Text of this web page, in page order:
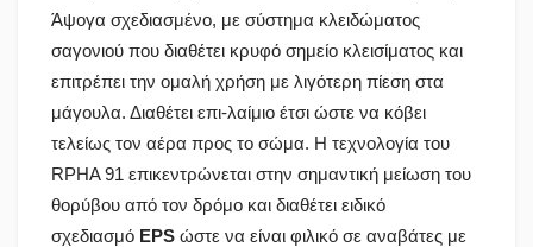
Άψογα σχεδιασμένο, με σύστημα κλειδώματος
σαγονιού που διαθέτει κρυφό σημείο κλεισίματος και
επιτρέπει την ομαλή χρήση με λιγότερη πίεση στα
μάγουλα. Διαθέτει επι-λαίμιο έτσι ώστε να κόβει
τελείως τον αέρα προς το σώμα. Η τεχνολογία του
RPHA 91 επικεντρώνεται στην σημαντική μείωση του
θορύβου από τον δρόμο και διαθέτει ειδικό
σχεδιασμό EPS ώστε να είναι φιλικό σε αναβάτες με